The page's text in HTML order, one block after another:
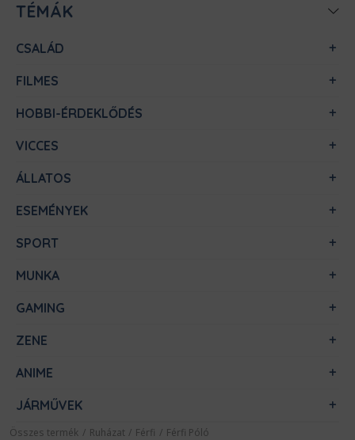
TÉMÁK
CSALÁD
FILMES
HOBBI-ÉRDEKLŐDÉS
VICCES
ÁLLATOS
ESEMÉNYEK
SPORT
MUNKA
GAMING
ZENE
ANIME
JÁRMŰVEK
Összes termék / Ruházat / Férfi / Férfi Póló